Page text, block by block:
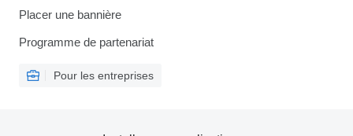
Placer une bannière
Programme de partenariat
Pour les entreprises